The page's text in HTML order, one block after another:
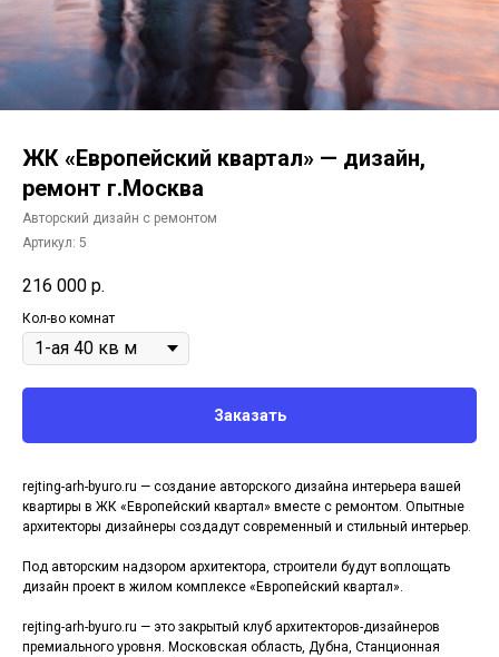
ЖК «Европейский квартал» — дизайн,
ремонт г.Москва
Авторский дизайн с ремонтом
Артикул: 5
216 000 р.
Кол-во комнат
Заказать
rejting-arh-byuro.ru — создание авторского дизайна интерьера вашей
квартиры в ЖК «Европейский квартал» вместе с ремонтом. Опытные
архитекторы дизайнеры создадут современный и стильный интерьер.
Под авторским надзором архитектора, строители будут воплощать
дизайн проект в жилом комплексе «Европейский квартал».
rejting-arh-byuro.ru — это закрытый клуб архитекторов-дизайнеров
премиального уровня. Московская область, Дубна, Станционная